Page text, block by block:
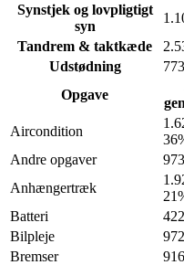
Synstjek og lovpligtigt
syn
Tandrem & taktkæde
Udstødning
Opgave
Aircondition
Andre opgaver
Anhængertræk
Batteri
Bilpleje
Bremser